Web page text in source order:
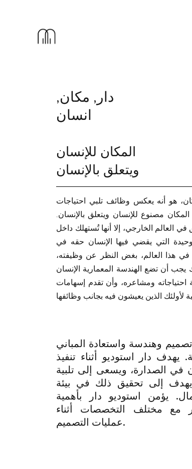
دار, مكان,
انسان
المكان للإنسان
ويتعلق بالإنسان
هو أنه يعكس وظائف تلبي احتياجات
المكان مصنوع للإنسان ويتعلق بالإنسان.
العالم الخارجي، إلا أنها تُستهلك داخل
التي يقضي فيها الإنسان حقه في
في هذا العالم، بغض النظر عن وظيفته،
أن تضع الهندسة المعمارية الإنسان
احتياجاته ومشاعره، وأن تقدم إسهامات
وهندسة واستعادة المباني
يهدف دار استوديو أثناء تنفيذ
في الصدارة، ويسعى إلى تلبية
إلى تحقيق ذلك في بيئة
يؤمن استوديو دار بأهمية
مع مختلف التخصصات أثناء
عمليات التصميم.